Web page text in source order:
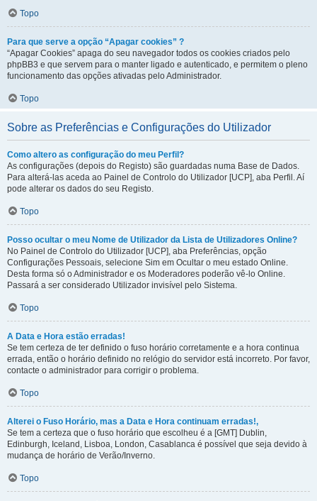
Topo
Para que serve a opção “Apagar cookies” ?
“Apagar Cookies” apaga do seu navegador todos os cookies criados pelo
phpBB3 e que servem para o manter ligado e autenticado, e permitem o pleno
funcionamento das opções ativadas pelo Administrador.
Topo
Sobre as Preferências e Configurações do Utilizador
Como altero as configuração do meu Perfil?
As configurações (depois do Registo) são guardadas numa Base de Dados.
Para alterá-las aceda ao Painel de Controlo do Utilizador [UCP], aba Perfil. Aí
pode alterar os dados do seu Registo.
Topo
Posso ocultar o meu Nome de Utilizador da Lista de Utilizadores Online?
No Painel de Controlo do Utilizador [UCP], aba Preferências, opção
Configurações Pessoais, selecione Sim em Ocultar o meu estado Online.
Desta forma só o Administrador e os Moderadores poderão vê-lo Online.
Passará a ser considerado Utilizador invisível pelo Sistema.
Topo
A Data e Hora estão erradas!
Se tem certeza de ter definido o fuso horário corretamente e a hora continua
errada, então o horário definido no relógio do servidor está incorreto. Por favor,
contacte o administrador para corrigir o problema.
Topo
Alterei o Fuso Horário, mas a Data e Hora continuam erradas!,
Se tem a certeza que o fuso horário que escolheu é a [GMT] Dublin,
Edinburgh, Iceland, Lisboa, London, Casablanca é possível que seja devido à
mudança de horário de Verão/Inverno.
Topo